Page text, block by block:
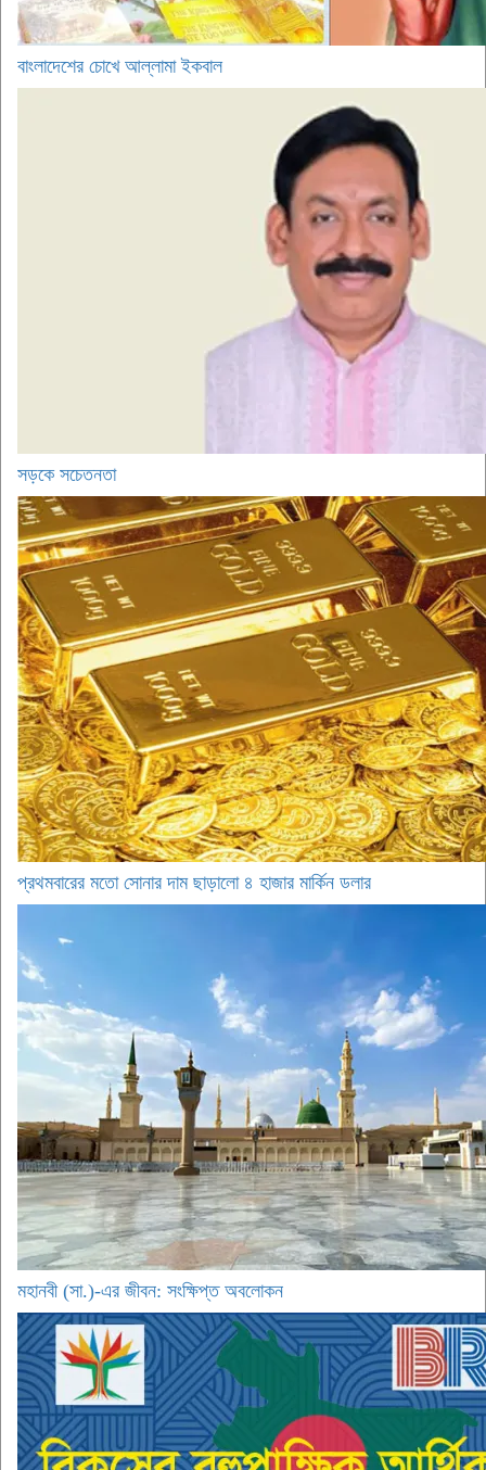
বাংলাদেশের চোখে আল্লামা ইকবাল
সড়কে সচেতনতা
প্রথমবারের মতো সোনার দাম ছাড়ালো ৪ হাজার মার্কিন ডলার
মহানবী (সা.)-এর জীবন: সংক্ষিপ্ত অবলোকন